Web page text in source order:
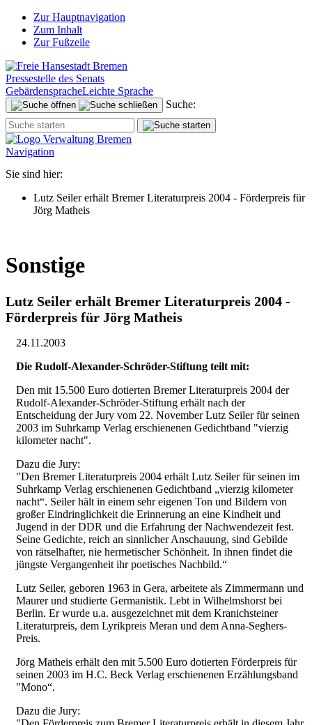
Zur Hauptnavigation
Zum Inhalt
Zur Fußzeile
Pressestelle des Senats
GebärdenspracheLeichte Sprache
Suche:
Navigation
Sie sind hier:
Lutz Seiler erhält Bremer Literaturpreis 2004 - Förderpreis für
Jörg Matheis
Sonstige
Lutz Seiler erhält Bremer Literaturpreis 2004 -
Förderpreis für Jörg Matheis
24.11.2003
Die Rudolf-Alexander-Schröder-Stiftung teilt mit:
Den mit 15.500 Euro dotierten Bremer Literaturpreis 2004 der
Rudolf-Alexander-Schröder-Stiftung erhält nach der
Entscheidung der Jury vom 22. November Lutz Seiler für seinen
2003 im Suhrkamp Verlag erschienenen Gedichtband "vierzig
kilometer nacht".
Dazu die Jury:
"Den Bremer Literaturpreis 2004 erhält Lutz Seiler für seinen im
Suhrkamp Verlag erschienenen Gedichtband „vierzig kilometer
nacht“. Seiler hält in einem sehr eigenen Ton und Bildern von
großer Eindringlichkeit die Erinnerung an eine Kindheit und
Jugend in der DDR und die Erfahrung der Nachwendezeit fest.
Seine Gedichte, reich an sinnlicher Anschauung, sind Gebilde
von rätselhafter, nie hermetischer Schönheit. In ihnen findet die
jüngste Vergangenheit ihr poetisches Nachbild.“
Lutz Seiler, geboren 1963 in Gera, arbeitete als Zimmermann und
Maurer und studierte Germanistik. Lebt in Wilhelmshorst bei
Berlin. Er wurde u.a. ausgezeichnet mit dem Kranichsteiner
Literaturpreis, dem Lyrikpreis Meran und dem Anna-Seghers-
Preis.
Jörg Matheis erhält den mit 5.500 Euro dotierten Förderpreis für
seinen 2003 im H.C. Beck Verlag erschienenen Erzählungsband
"Mono“.
Dazu die Jury: